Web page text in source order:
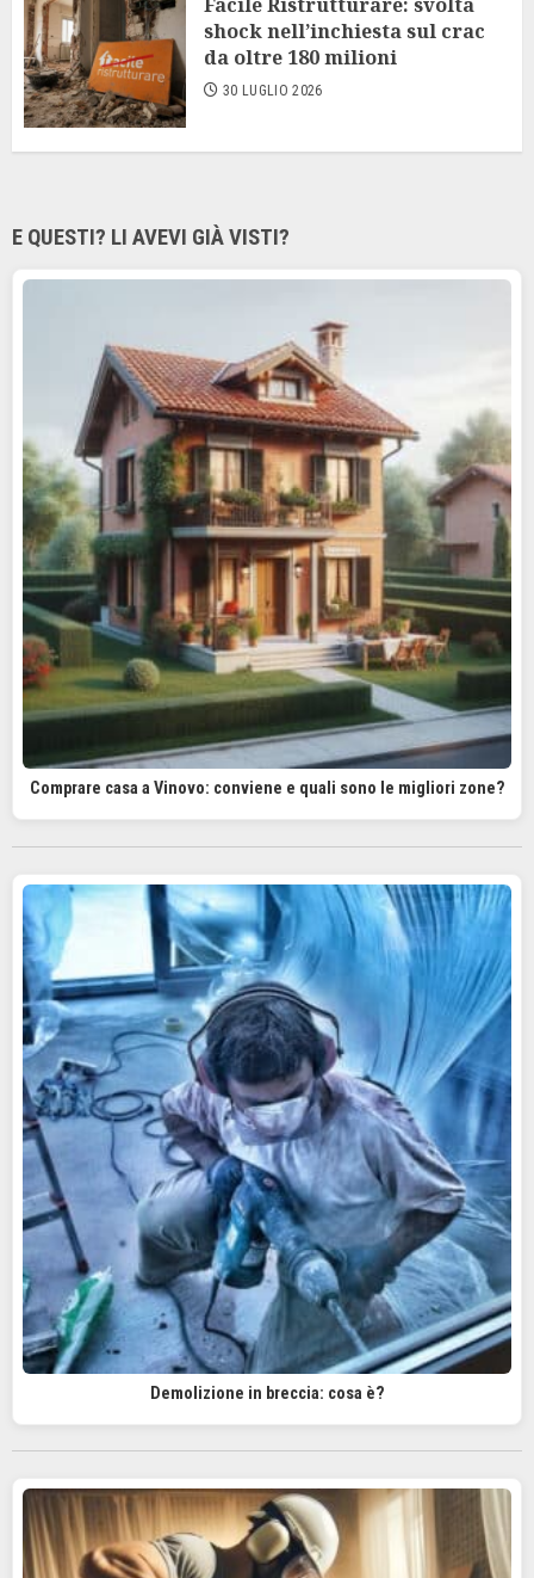
shock nell’inchiesta sul crac
da oltre 180 milioni
30 LUGLIO 2026
E QUESTI? LI AVEVI GIÀ VISTI?
Comprare casa a Vinovo: conviene e quali sono le migliori zone?
Demolizione in breccia: cosa è?